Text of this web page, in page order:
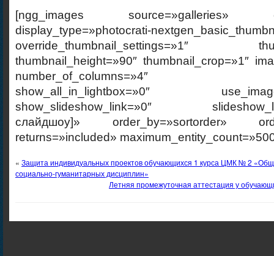
[ngg_images source=»galleries»
display_type=»photocrati-
override_thumbnail_settings=»1″
thumbnail_height=»90″ thumbnail_crop=»1″
number_of_columns=»4″
show_all_in_lightbox=»0″
show_slideshow_link=»0″
слайдшоу]» order_by=»sortorder»
returns=»included»
« Защита индивидуальных проектов обучающихся 1 курса ЦМК № 2
социально-гуманитарных дисциплин»
Летняя промежуточная аттестация у